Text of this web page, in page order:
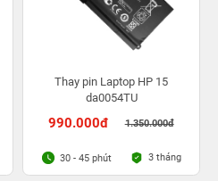
Thay pin Laptop HP 15
da0054TU
990.000đ 1.350.000đ
30 - 45 phút 3 tháng